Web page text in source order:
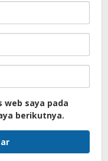
web saya pada
berikutnya.